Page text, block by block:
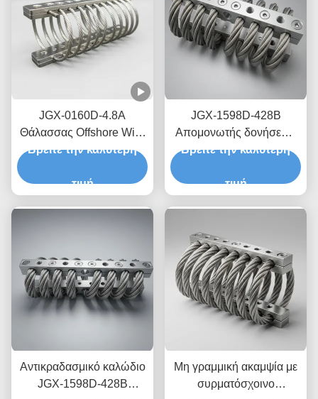
JGX-0160D-4.8A
Θάλασσας Offshore Wire
Rope Vibration Isolator
ανοξείδωτο χάλυβα
Βρείτε την καλύτερη
τιμή
JGX-1598D-428B
Απομονωτής δονήσεων
συρματόπλεγματος
ατμόσφαιρα έλξης για την
Βρείτε την καλύτερη
τιμή
Αντικραδασμικό καλώδιο
JGX-1598D-428B
Μη γραμμική ακαμψία με
συρματόσχοινο